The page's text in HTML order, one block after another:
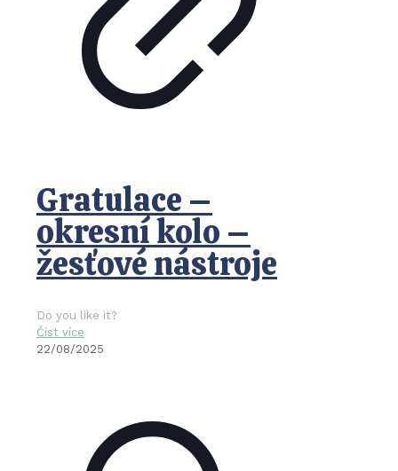
Gratulace –
okresní kolo –
žesťové nástroje
Do you like it?
Číst více
22/08/2025